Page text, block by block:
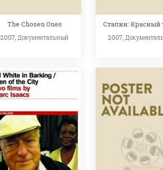
The Chosen Ones
2007, Документальный
Сталин: Красный
2007,